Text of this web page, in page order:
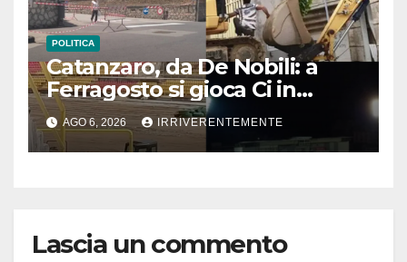
POLITICA
Catanzaro, da De Nobili: a
Ferragosto si gioca Ci in
“cantiere” Ceravolo. Se pari
sforzi per cose serie, città
come Zurigo. Ma contesto
stampa. Nulla di nuovo in
AGO 6, 2026 IRRIVERENTEMENTE
Lascia un commento